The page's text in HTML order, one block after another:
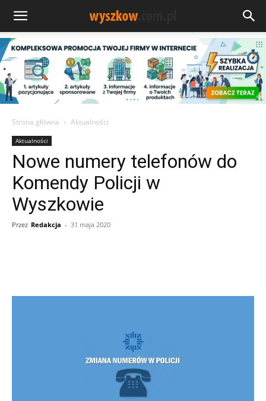
Strona główna Aktualności
Aktualności
Nowe numery telefonów do
Komendy Policji w
Wyszkowie
Przez Redakcja - 31 maja 2020